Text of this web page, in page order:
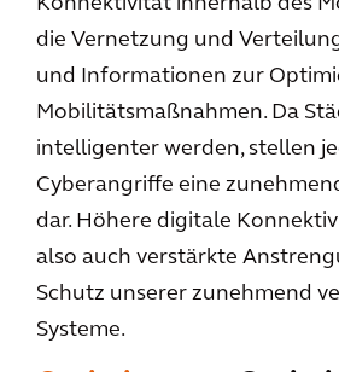
die Vernetzung und
und Informationen zur
Mobilitätsmaßnahmen. Da
intelligenter werden, stellen
Cyberangriffe eine
dar. Höhere digitale
also auch verstärkte
Schutz unserer zunehmend
Systeme.